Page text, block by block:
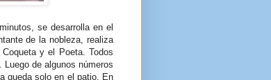
se desarrolla en el
de la nobleza, realiza
y el Poeta. Todos
de algunos números
queda solo en el patio. En